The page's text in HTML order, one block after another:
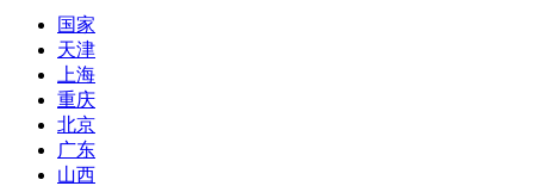
国家
天津
上海
重庆
北京
广东
山西